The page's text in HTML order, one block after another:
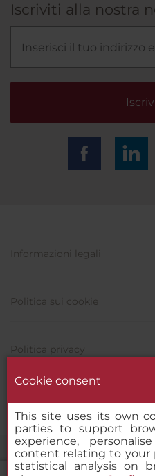
Iscriviti alla nostra
Informazioni legali
Politica sui cookie
Politica privacy
Cookie consent
This site uses its own
parties to support
experience,
content relating to your
statistical analysis on